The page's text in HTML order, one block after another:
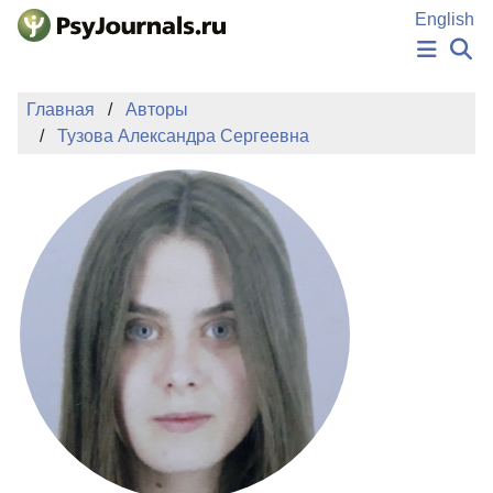
Перейти к основному содержанию
English
ИЗДАНИЯ
АВТОРЫ
ПОДАТЬ РУКОПИСЬ
БАЗА ЗНАНИЙ
КЛЮЧЕВЫЕ СЛОВА
Регистрация
Главная
Авторы
Тузова Александра Сергеевна